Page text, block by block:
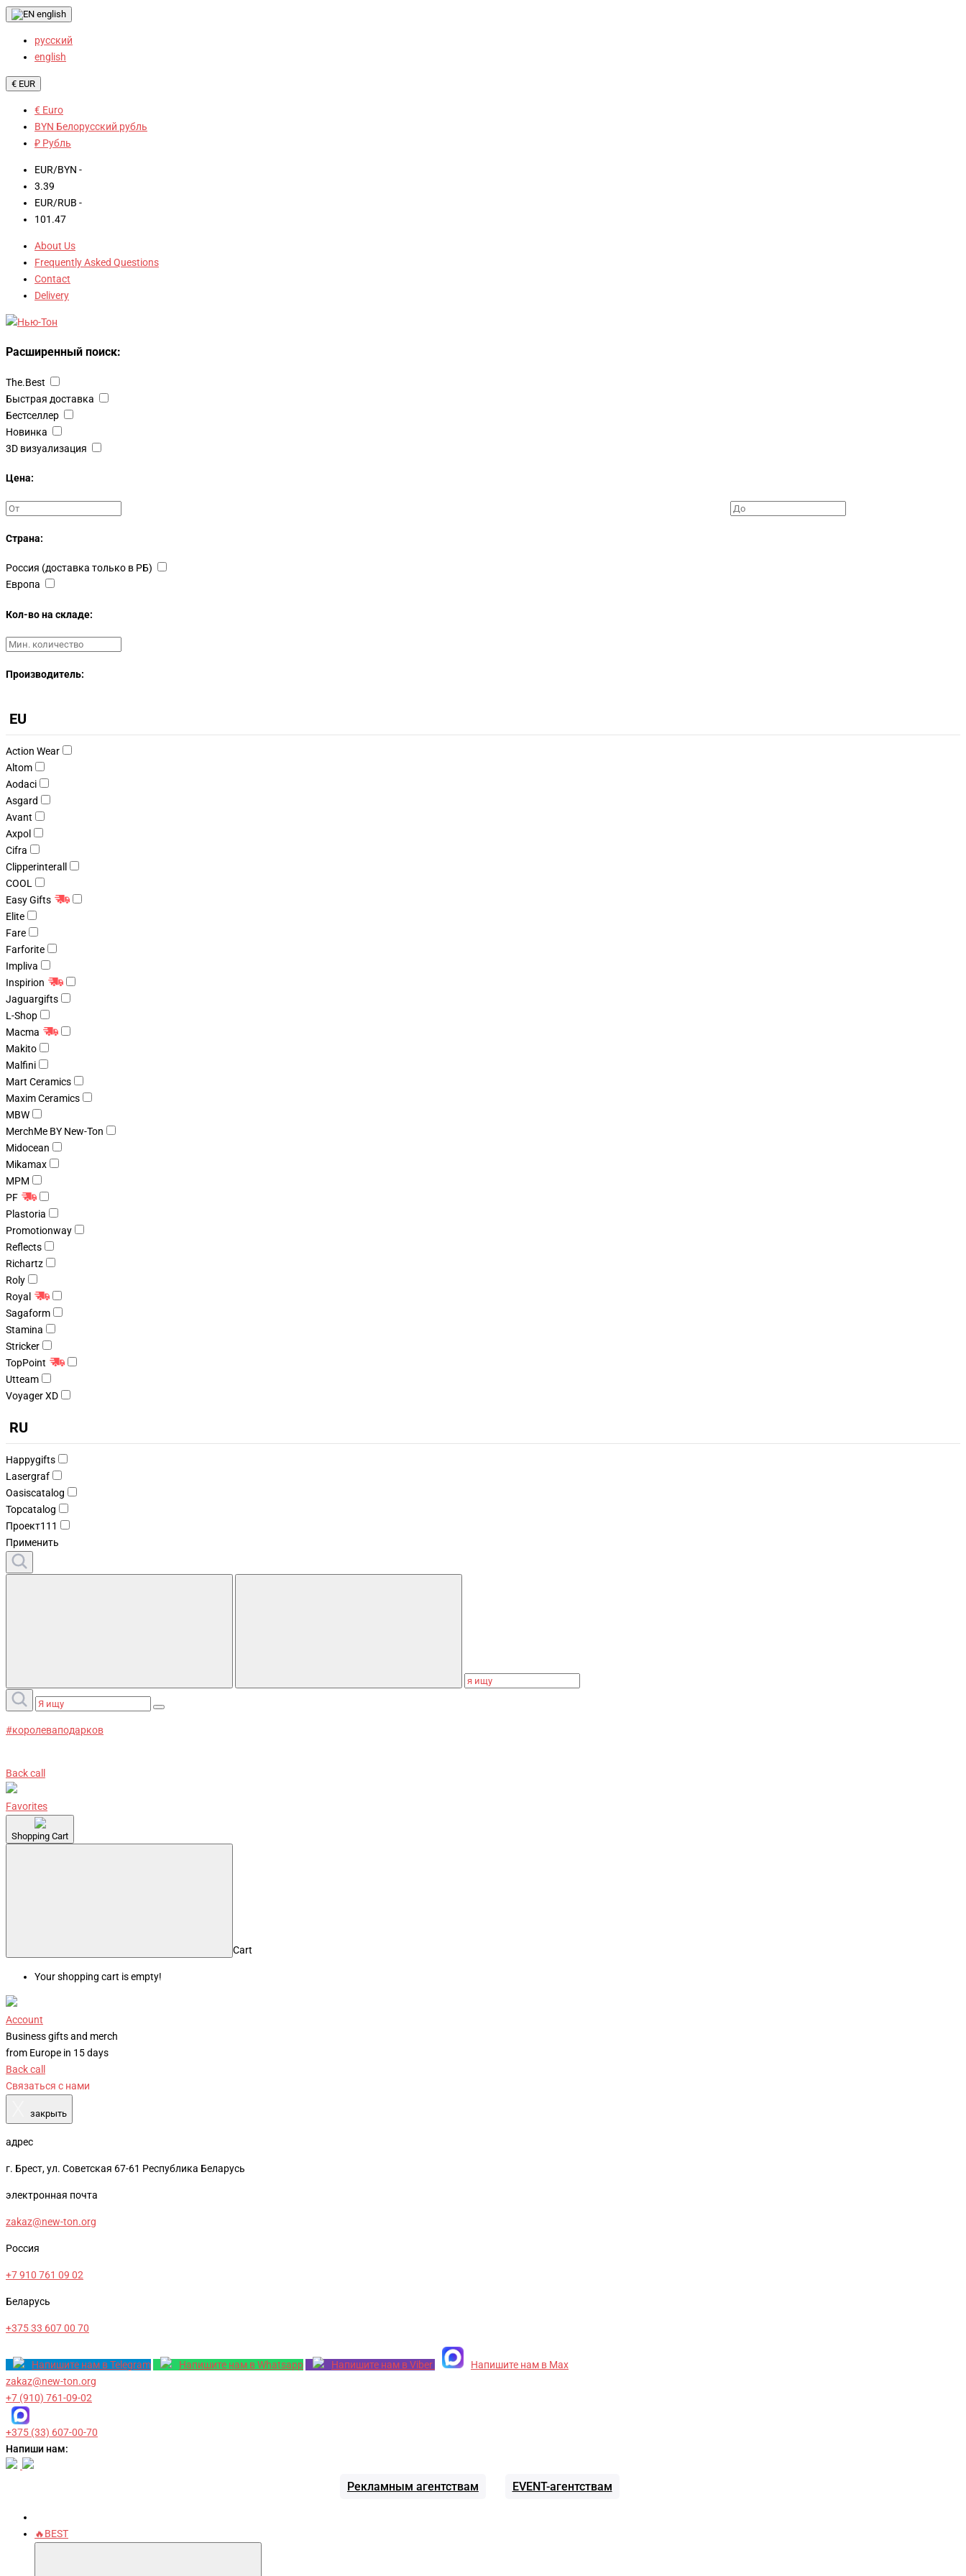
english
русский
english
€ EUR
€ Euro
BYN Белорусский рубль
₽ Рубль
EUR/BYN -
3.39
EUR/RUB -
101.47
About Us
Frequently Asked Questions
Contact
Delivery
Расширенный поиск:
The.Best
Быстрая доставка
Бестселлер
Новинка
3D визуализация
Цена:
Страна:
Россия (доставка только в РБ)
Европа
Кол-во на складе:
Производитель:
EU
Action Wear
Altom
Aodaci
Asgard
Avant
Axpol
Cifra
Clipperinterall
COOL
Easy Gifts
Elite
Fare
Farforite
Impliva
Inspirion
Jaguargifts
L-Shop
Macma
Makito
Malfini
Mart Ceramics
Maxim Ceramics
MBW
MerchMe BY New-Ton
Midocean
Mikamax
MPM
PF
Plastoria
Promotionway
Reflects
Richartz
Roly
Royal
Sagaform
Stamina
Stricker
TopPoint
Utteam
Voyager XD
RU
Happygifts
Lasergraf
Oasiscatalog
Topcatalog
Проект111
Применить
#королеваподарков
Back call
Favorites
Shopping Cart
Cart
Your shopping cart is empty!
Account
Business gifts and merch
from Europe in 15 days
Back call
Связаться с нами
закрыть
адрес
г. Брест, ул. Советская 67-61 Республика Беларусь
электронная почта
zakaz@new-ton.org
Россия
+7 910 761 09 02
Беларусь
+375 33 607 00 70
Напишите нам в Telegram Напишите нам в Whatsapp Напишите нам в Viber
Напишите нам в Max
zakaz@new-ton.org
+7 (910) 761-09-02
+375 (33) 607-00-70
Напиши нам:
Рекламным агентствам EVENT-агентствам
🔥BEST